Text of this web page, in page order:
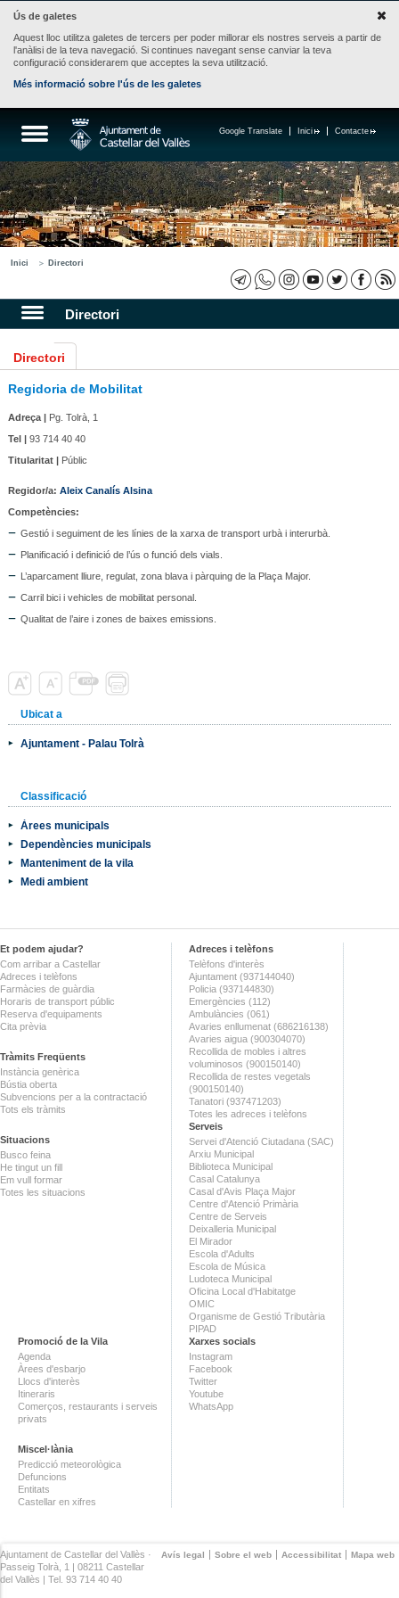
Ús de galetes
Aquest lloc utilitza galetes de tercers per poder millorar els nostres serveis a partir de
l'anàlisi de la teva navegació. Si continues navegant sense canviar la teva
configuració considerarem que acceptes la seva utilització.
Més informació sobre l'ús de les galetes
Contacte
Inici
Google Translate
Inici Directori
Directori
Directori
Regidoria de Mobilitat
Adreça |Pg. Tolrà, 1
Tel |93 714 40 40
Titularitat |Públic
Regidor/a: Aleix Canalís Alsina
Competències:
Gestió i seguiment de les línies de la xarxa de transport urbà i interurbà.
Planificació i definició de l’ús o funció dels vials.
L’aparcament lliure, regulat, zona blava i pàrquing de la Plaça Major.
Carril bici i vehicles de mobilitat personal.
Qualitat de l’aire i zones de baixes emissions.
Ubicat a
Ajuntament - Palau Tolrà
Classificació
Àrees municipals
Dependències municipals
Manteniment de la vila
Medi ambient
Et podem ajudar?
Com arribar a Castellar
Adreces i telèfons
Farmàcies de guàrdia
Horaris de transport públic
Reserva d'equipaments
Cita prèvia
Tràmits Freqüents
Instància genèrica
Bústia oberta
Subvencions per a la contractació
Tots els tràmits
Situacions
Busco feina
He tingut un fill
Em vull formar
Totes les situacions
Adreces i telèfons
Telèfons d'interès
Ajuntament (937144040)
Policia (937144830)
Emergències (112)
Ambulàncies (061)
Avaries enllumenat (686216138)
Avaries aigua (900304070)
Recollida de mobles i altres
voluminosos (900150140)
Recollida de restes vegetals
(900150140)
Tanatori (937471203)
Totes les adreces i telèfons
Serveis
Servei d'Atenció Ciutadana (SAC)
Arxiu Municipal
Biblioteca Municipal
Casal Catalunya
Casal d'Avis Plaça Major
Centre d'Atenció Primària
Centre de Serveis
Deixalleria Municipal
El Mirador
Escola d'Adults
Escola de Música
Ludoteca Municipal
Oficina Local d'Habitatge
OMIC
Organisme de Gestió Tributària
PIPAD
Promoció de la Vila
Agenda
Àrees d'esbarjo
Llocs d'interès
Itineraris
Comerços, restaurants i serveis
privats
Miscel·lània
Predicció meteorològica
Defuncions
Entitats
Castellar en xifres
Xarxes socials
Instagram
Facebook
Twitter
Youtube
WhatsApp
Avís legal Sobre el web Accessibilitat Mapa web
Ajuntament de Castellar del Vallès ·
Passeig Tolrà, 1 | 08211 Castellar
del Vallès | Tel. 93 714 40 40